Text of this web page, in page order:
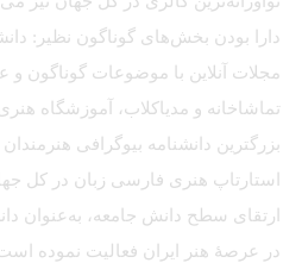
دارا بودن بخش‌های گوناگون نظیر:
مجلات آنلاین با موضوعات گوناگون و
تماشاخانه و مدیاکلاب، آموزشگاه
بزرگترین دانشنامه بیوگرافی
استارتاپ هنری فارسی زبان در کل
ارتقای سطح دانش جامعه، به‌عنوان
در عرصهٔ هنر ایران فعالیت نموده